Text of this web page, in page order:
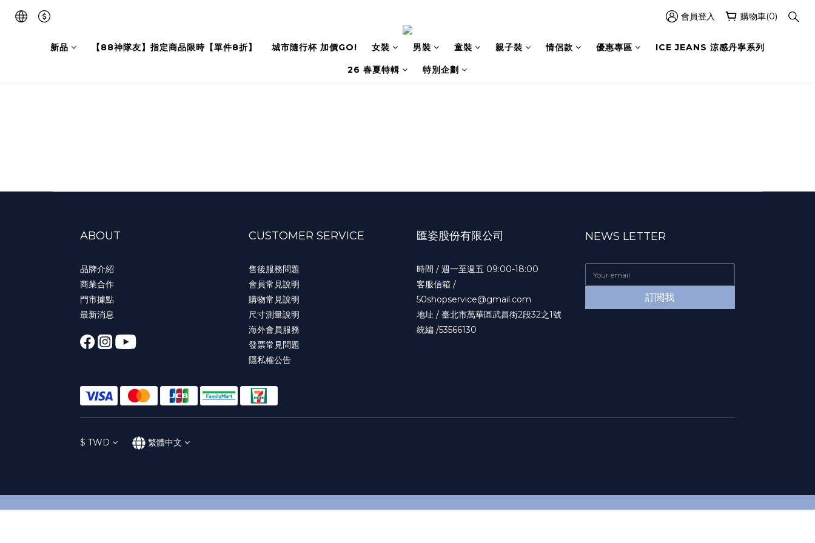
會員登入 購物車(0)
新品 【88神隊友】指定商品限時【單件8折】 城市隨行杯 加價GO! 女裝 男裝 童裝 親子裝 情侶款 優惠專區 ICE JEANS 涼感丹寧系列
26 春夏特輯 特別企劃
ABOUT
品牌介紹
商業合作
門市據點
最新消息
CUSTOMER SERVICE
售後服務問題
會員常見說明
購物常見說明
尺寸測量說明
海外會員服務
發票常見問題
隱私權公告
匯姿股份有限公司
時間 / 週一至週五 09:00-18:00
客服信箱 /
50shopservice@gmail.com
地址 / 臺北市萬華區武昌街2段32之1號
統編 /53566130
NEWS LETTER
訂閱我
$ TWD 繁體中文